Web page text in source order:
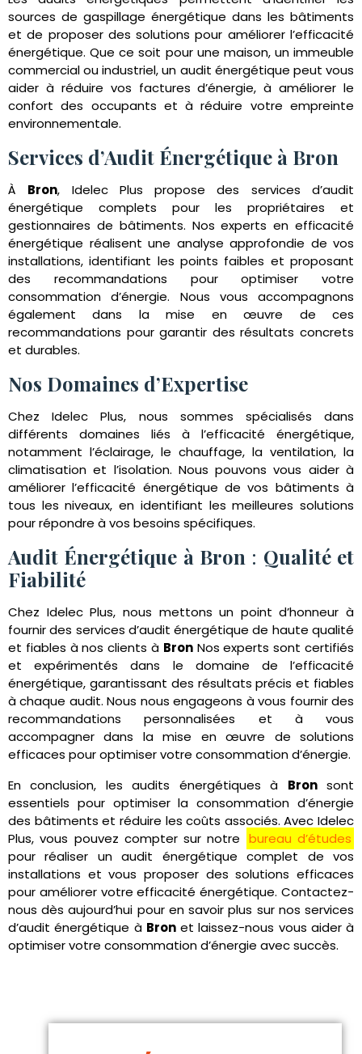
sources de gaspillage énergétique dans les bâtiments
et de proposer des solutions pour améliorer l’efficacité
énergétique. Que ce soit pour une maison, un immeuble
commercial ou industriel, un audit énergétique peut vous
aider à réduire vos factures d’énergie, à améliorer le
confort des occupants et à réduire votre empreinte
environnementale.
Services d’Audit Énergétique à Bron
À Bron, Idelec Plus propose des services d’audit
énergétique complets pour les propriétaires et
gestionnaires de bâtiments. Nos experts en efficacité
énergétique réalisent une analyse approfondie de vos
installations, identifiant les points faibles et proposant
des recommandations pour optimiser votre
consommation d’énergie. Nous vous accompagnons
également dans la mise en œuvre de ces
recommandations pour garantir des résultats concrets
et durables.
Nos Domaines d’Expertise
Chez Idelec Plus, nous sommes spécialisés dans
différents domaines liés à l’efficacité énergétique,
notamment l’éclairage, le chauffage, la ventilation, la
climatisation et l’isolation. Nous pouvons vous aider à
améliorer l’efficacité énergétique de vos bâtiments à
tous les niveaux, en identifiant les meilleures solutions
pour répondre à vos besoins spécifiques.
Audit Énergétique à Bron : Qualité et
Fiabilité
Chez Idelec Plus, nous mettons un point d’honneur à
fournir des services d’audit énergétique de haute qualité
et fiables à nos clients à BronNos experts sont certifiés
et expérimentés dans le domaine de l’efficacité
énergétique, garantissant des résultats précis et fiables
à chaque audit. Nous nous engageons à vous fournir des
recommandations personnalisées et à vous
accompagner dans la mise en œuvre de solutions
efficaces pour optimiser votre consommation d’énergie.
En conclusion, les audits énergétiques à Bronsont
essentiels pour optimiser la consommation d’énergie
des bâtiments et réduire les coûts associés. Avec Idelec
Plus, vous pouvez compter sur notre bureau d’études
pour réaliser un audit énergétique complet de vos
installations et vous proposer des solutions efficaces
pour améliorer votre efficacité énergétique. Contactez-
nous dès aujourd’hui pour en savoir plus sur nos services
d’audit énergétique à Bronet laissez-nous vous aider à
optimiser votre consommation d’énergie avec succès.